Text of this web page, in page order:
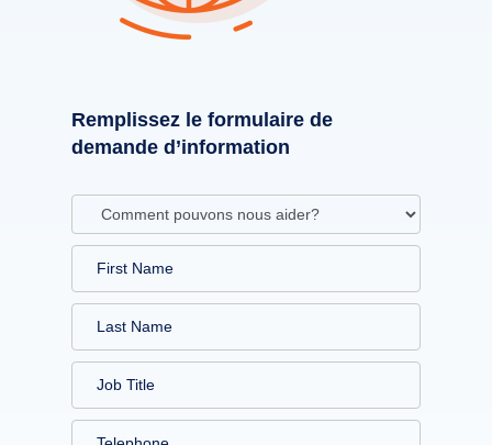
Remplissez le formulaire de
demande d’information